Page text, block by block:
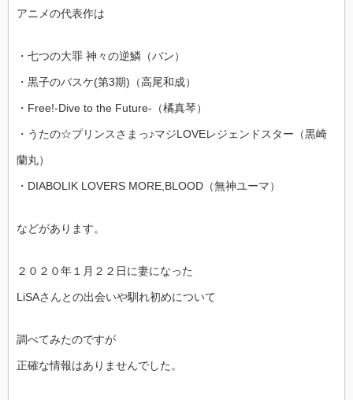
アニメの代表作は
・七つの大罪 神々の逆鱗（バン）
・黒子のバスケ(第3期)（高尾和成）
・Free!-Dive to the Future-（橘真琴）
・うたの☆プリンスさまっ♪マジLOVEレジェンドスター（黒崎
蘭丸）
・DIABOLIK LOVERS MORE,BLOOD（無神ユーマ）
などがあります。
２０２０年１月２２日に妻になった
LiSAさんとの出会いや馴れ初めについて
調べてみたのですが
正確な情報はありませんでした。